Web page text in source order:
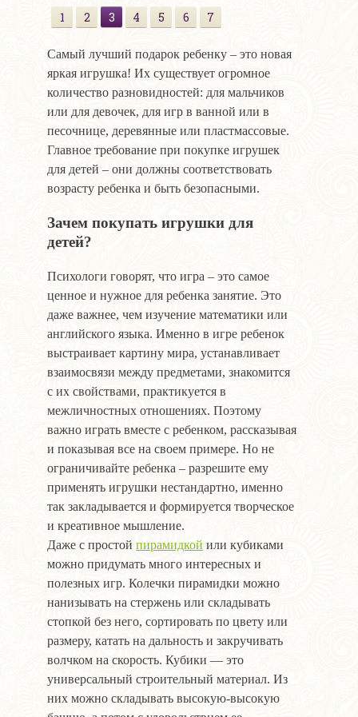
1 2 3 4 5 6 7
Самый лучший подарок ребенку – это новая
яркая игрушка! Их существует огромное
количество разновидностей: для мальчиков
или для девочек, для игр в ванной или в
песочнице, деревянные или пластмассовые.
Главное требование при покупке игрушек
для детей – они должны соответствовать
возрасту ребенка и быть безопасными.
Зачем покупать игрушки для
детей?
Психологи говорят, что игра – это самое
ценное и нужное для ребенка занятие. Это
даже важнее, чем изучение математики или
английского языка. Именно в игре ребенок
выстраивает картину мира, устанавливает
взаимосвязи между предметами, знакомится
с их свойствами, практикуется в
межличностных отношениях. Поэтому
важно играть вместе с ребенком, рассказывая
и показывая все на своем примере. Но не
ограничивайте ребенка – разрешите ему
применять игрушки нестандартно, именно
так закладывается и формируется творческое
и креативное мышление.
Даже с простой пирамидкой или кубиками
можно придумать много интересных и
полезных игр. Колечки пирамидки можно
нанизывать на стержень или складывать
стопкой без него, сортировать по цвету или
размеру, катать на дальность и закручивать
волчком на скорость. Кубики — это
универсальный строительный материал. Из
них можно складывать высокую-высокую